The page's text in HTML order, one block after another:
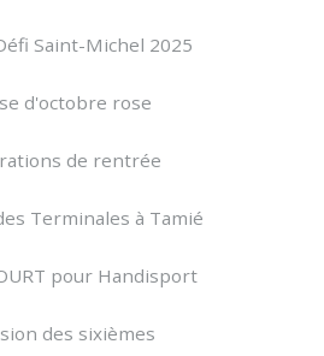
Saint-Michel 2025
d'octobre rose
de rentrée
Terminales à Tamié
pour Handisport
des sixièmes